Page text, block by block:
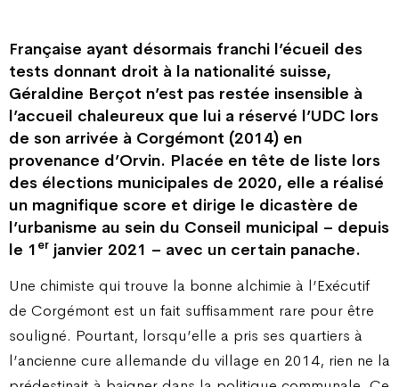
Française ayant désormais franchi l’écueil des
tests donnant droit à la nationalité suisse,
Géraldine Berçot n’est pas restée insensible à
l’accueil chaleureux que lui a réservé l’UDC lors
de son arrivée à Corgémont (2014) en
provenance d’Orvin. Placée en tête de liste lors
des élections municipales de 2020, elle a réalisé
un magnifique score et dirige le dicastère de
l’urbanisme au sein du Conseil municipal – depuis
le 1 er janvier 2021 – avec un certain panache.
Une chimiste qui trouve la bonne alchimie à l’Exécutif
de Corgémont est un fait suffisamment rare pour être
souligné. Pourtant, lorsqu’elle a pris ses quartiers à
l’ancienne cure allemande du village en 2014, rien ne la